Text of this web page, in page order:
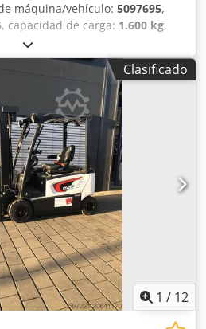
máquina/vehículo: 5097695,
, capacidad de carga: 1.600 kg,
mm, ascensor libre:
, tipo de combustible:eléctrico,
de construcción:2.120 mm,
, longitud de la horquilla:
, 5097695 Número de serie:
Tox Apvorf Especificaciones de
Clasificado
1 / 12